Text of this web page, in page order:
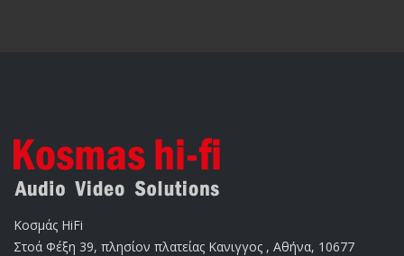
Κοσμάς HiFi
Στοά Φέξη 39, πλησίον πλατείας Κανιγγος , Αθήνα, 10677